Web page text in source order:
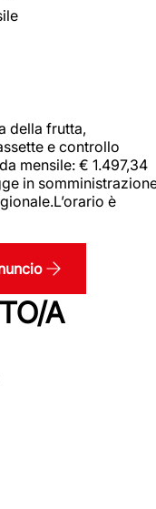
della frutta,
e controllo
mensile: € 1.497,34
in
è
A